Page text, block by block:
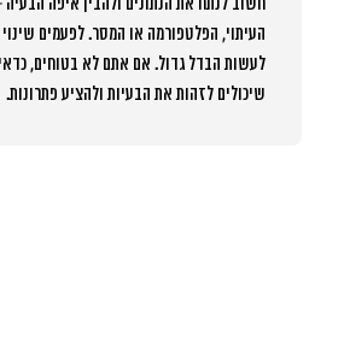
חשוב לנתח את הנתונים ולהבין איפה
העיתוי, הפלטפורמה או המסר. לפעמים שינוי
לעשות הבדל גדול. אם אתם לא בטוחים,
שיכולים לזהות את הבעיות ולהציע פתרונות.